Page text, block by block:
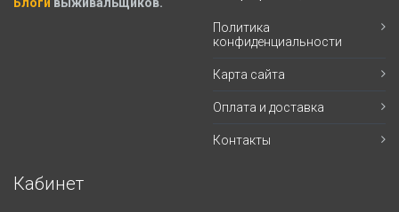
Политика
конфиденциальности
Карта сайта
Оплата и доставка
Контакты
Кабинет